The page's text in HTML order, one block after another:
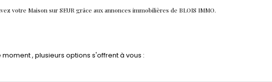
votre Maison sur SEUR grâce aux annonces immobilières de BLOIS IMMO.
, plusieurs options s'offrent à vous :